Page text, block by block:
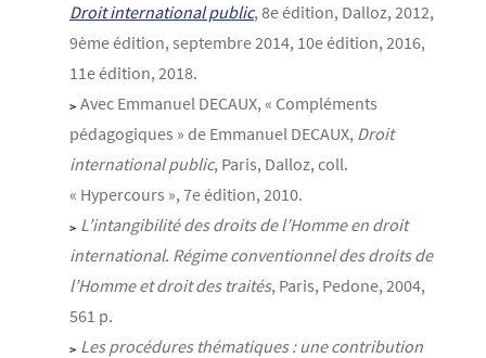
Droit international public, 8e édition, Dalloz, 2012,
9ème édition, septembre 2014, 10e édition, 2016,
11e édition, 2018.
Avec Emmanuel DECAUX, « Compléments
pédagogiques » de Emmanuel DECAUX, Droit
international public, Paris, Dalloz, coll.
« Hypercours », 7e édition, 2010.
L’intangibilité des droits de l’Homme en droit
international. Régime conventionnel des droits de
l’Homme et droit des traités, Paris, Pedone, 2004,
561 p.
Les procédures thématiques : une contribution